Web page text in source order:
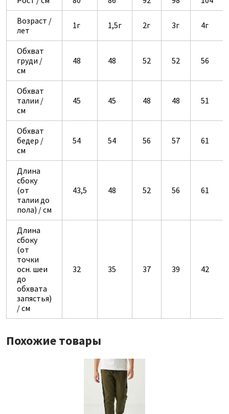
Возраст /
лет
1г 1,5г 2г 3г 4г
Обхват
груди /
см
48 48 52 52 56
Обхват
талии /
см
45 45 48 48 51
Обхват
бедер /
см
54 54 56 57 61
Длина
сбоку
(от
талии до
пола) / см
43,5 48 52 56 61
Длина
сбоку
(от
точки
осн. шеи
до
обхвата
запястья)
/ см
32 35 37 39 42
Похожие товары